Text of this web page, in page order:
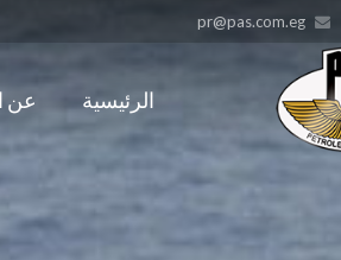
pr@pas.com.eg
الرئيسية عن